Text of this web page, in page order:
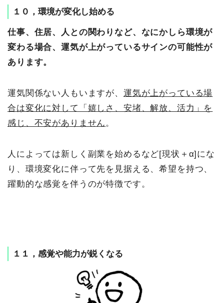
１０，環境が変化し始める
仕事、住居、人との関わりなど、なにかしら環境が
変わる場合、運気が上がっているサインの可能性が
あります。
運気関係ない人もいますが、 運気が上がっている場
合は変化に対して「嬉しさ、安堵、解放、活力」を
感じ、不安がありません。
人によっては新しく副業を始めるなど[現状＋α]にな
り、環境変化に伴って先を見据える、希望を持つ、
躍動的な感覚を伴うのが特徴です。
１１，感覚や能力が鋭くなる